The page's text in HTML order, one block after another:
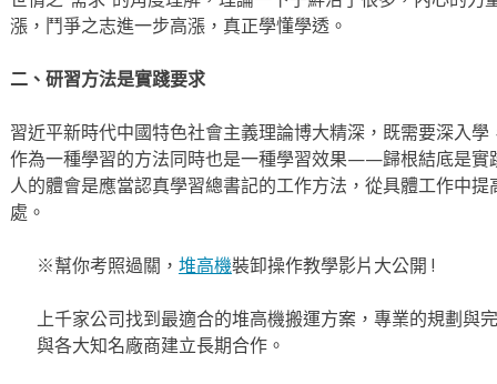
漲，鬥爭之志進一步高漲，真正學懂學透。
二、研習方法是實踐要求
習近平新時代中國特色社會主義理論博大精深，既需要深入
作為一種學習的方法同時也是一種學習效果——歸根結底是
人的體會是應當認真學習總書記的工作方法，從具體工作中
處。
※幫你考照過關， 堆高機裝卸操作教學影片大公開 !
上千家公司找到最適合的堆高機搬運方案，專業的規劃與
與各大知名廠商建立長期合作。